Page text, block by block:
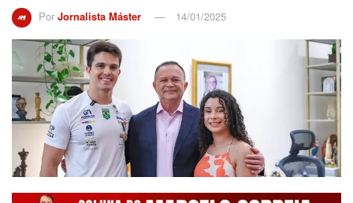
Por Jornalista Máster 14/01/2025